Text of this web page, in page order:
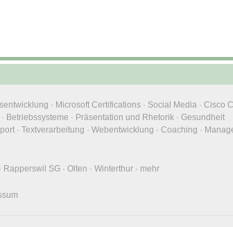
· Microsoft Certifications · Social Media · Cisco
· Betriebssysteme · Präsentation und Rhetorik · Gesundheit
· Textverarbeitung · Webentwicklung · Coaching ·
· Rapperswil SG · Olten · Winterthur · mehr